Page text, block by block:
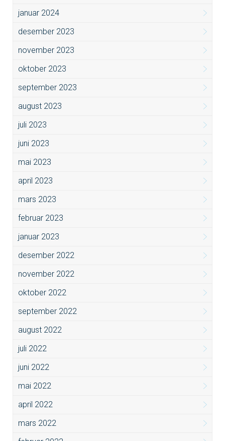
januar 2024
desember 2023
november 2023
oktober 2023
september 2023
august 2023
juli 2023
juni 2023
mai 2023
april 2023
mars 2023
februar 2023
januar 2023
desember 2022
november 2022
oktober 2022
september 2022
august 2022
juli 2022
juni 2022
mai 2022
april 2022
mars 2022